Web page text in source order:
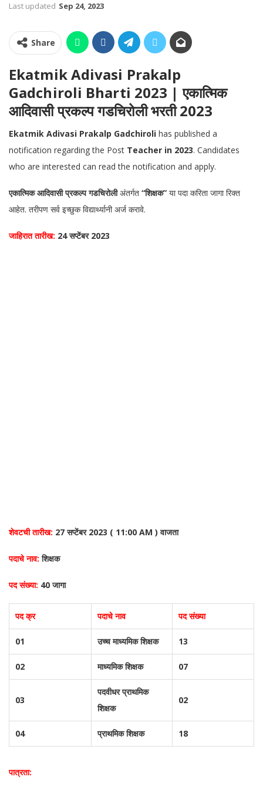
Last updated Sep 24, 2023
Share
Ekatmik Adivasi Prakalp
Gadchiroli Bharti 2023 | एकात्मिक
आदिवासी प्रकल्प गडचिरोली भरती 2023
Ekatmik Adivasi Prakalp Gadchiroli has published a
notification regarding the Post Teacher in 2023. Candidates
who are interested can read the notification and apply.
एकात्मिक आदिवासी प्रकल्प गडचिरोलीअंतर्गत “शिक्षक” या पदा करिता जागा रिक्त
आहेत. तरीपण सर्व इच्छुक विद्यार्थ्यानी अर्ज करावे.
जाहिरात तारीख: 24 सप्टेंबर 2023
शेवटची तारीख: 27 सप्टेंबर 2023 ( 11:00 AM ) वाजता
पदाचे नाव: शिक्षक
पद संख्या: 40 जागा
पद क्र पदाचे नाव पद संख्या
01 उच्च माध्यमिक शिक्षक 13
02 माध्यमिक शिक्षक 07
03
पदवीधर प्राथमिक
शिक्षक
02
04 प्राथमिक शिक्षक 18
पात्रता: